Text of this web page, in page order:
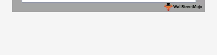
Samouczki dotyczące modelowania finansowego